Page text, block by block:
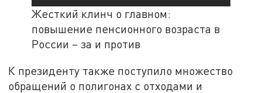
Жесткий клинч о главном:
повышение пенсионного возраста в
России – за и против
К президенту также поступило множество
обращений о полигонах с отходами и